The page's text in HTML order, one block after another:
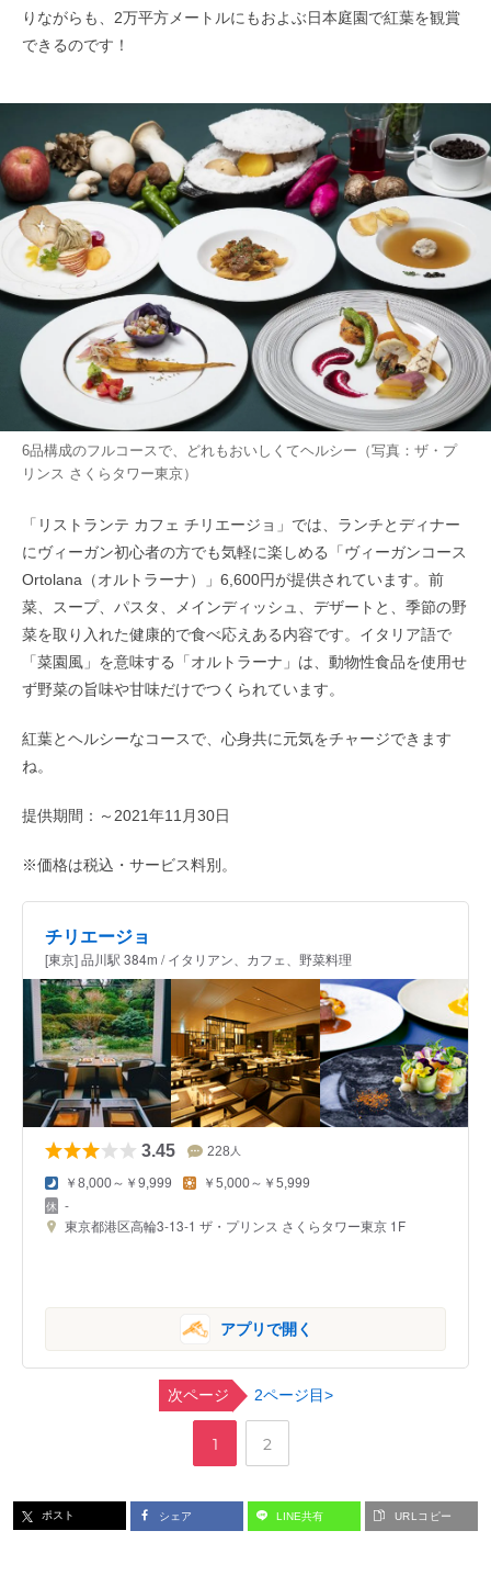
りながらも、2万平方メートルにもおよぶ日本庭園で紅葉を観賞
できるのです！
6品構成のフルコースで、どれもおいしくてヘルシー（写真：ザ・プ
リンス さくらタワー東京）
「リストランテ カフェ チリエージョ」では、ランチとディナー
にヴィーガン初心者の方でも気軽に楽しめる「ヴィーガンコース
Ortolana（オルトラーナ）」6,600円が提供されています。前
菜、スープ、パスタ、メインディッシュ、デザートと、季節の野
菜を取り入れた健康的で食べ応えある内容です。イタリア語で
「菜園風」を意味する「オルトラーナ」は、動物性食品を使用せ
ず野菜の旨味や甘味だけでつくられています。
紅葉とヘルシーなコースで、心身共に元気をチャージできます
ね。
提供期間：～2021年11月30日
※価格は税込・サービス料別。
チリエージョ
[東京] 品川駅 384m / イタリアン、カフェ、野菜料理
3.45 228 人
￥8,000～￥9,999 ￥5,000～￥5,999
-
東京都港区高輪3-13-1 ザ・プリンス さくらタワー東京 1F
アプリで開く
次ページ 2ページ目>
ペ
ジ
1
,
ペ
ジ
2
ポスト シェア LINE共有 URLコピー